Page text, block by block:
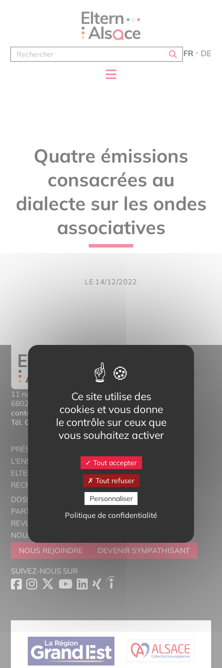
FR DE
Quatre émissions
consacrées au
dialecte sur les ondes
associatives
LE 14/12/2022
11 rue Mittlerweg,
68025 Colmar Cedex
contact@eltern-bilinguisme.org
Tél.03 89 20 46 74
PRÉSENTATION
L'ENSEIGNEMENT BILINGUE
ELTERN ALSACE - EUROSTAGES
RECRUTORRS
DOSSIERS THÉMATIQUES
PARTENAIRES
REVUE DE PRESSE
NOUS CONTACTER
NOUS REJOINDRE
DEVENIR SYMPATHISANT
SUIVEZ-NOUS SUR
Ce site utilise des
cookies et vous donne
le contrôle sur ceux que
vous souhaitez activer
Tout accepter
Tout refuser
Personnaliser
Politique de confidentialité